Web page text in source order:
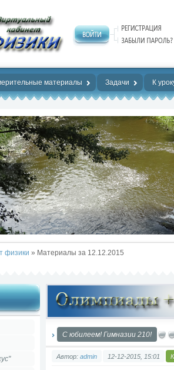
материалы Задачи К
физики » Материалы за 12.12.2015
С юбилеем! Гимназии 210!
Автор: admin 12-12-2015, 15:01